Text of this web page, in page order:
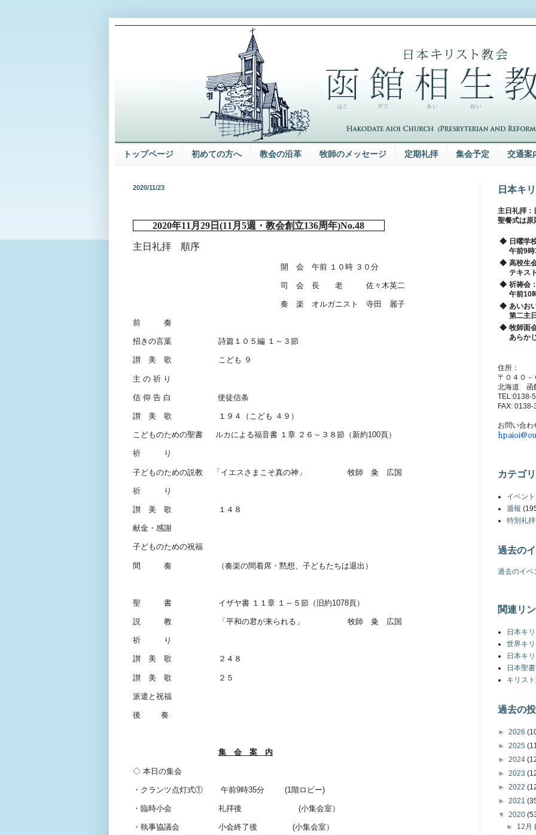
トップページ 初めての方へ 教会の沿革 牧師のメッセージ 定期礼拝 集会予定 交通案
2020/11/23
2020年11 月29 日(11 月5週・教会創立136周年)No.48
主日礼拝 順序
開 会 午前 １０時 ３０分
司 会 長 老 佐々木英二
奏 楽 オルガニスト 寺田 麗子
前 奏
招きの言葉 詩篇１０５編 １～３節
讃 美 歌 こども ９
主 の 祈 り
信 仰 告 白 使徒信条
讃 美 歌 １９４（こども ４９）
こどものための聖書 ルカによる福音書 １章 ２６～３８節（新約100頁）
祈 り
子どものための説教 「イエスさまこそ真の神」 牧師 粂 広国
祈 り
讃 美 歌 １４８
献金・感謝
子どものための祝福
間 奏 （奏楽の間着席・黙想、子どもたちは退出）
聖 書 イザヤ書 １１章 １～５節（旧約1078頁）
説 教 「平和の君が来られる」 牧師 粂 広国
祈 り
讃 美 歌 ２４８
讃 美 歌 ２５
派遣と祝福
後 奏
集 会 案 内
◇ 本日の集会
・クランツ点灯式① 午前9時35分 (1 階ロビー)
・臨時小会 礼拝後 (小集会室）
・執事協議会 小会終了後 (小集会室）
日本キ
主日礼拝：
聖餐式は原
◆ 日曜学
午前9
◆ 高校生
テキス
◆ 祈祷会
午前10
◆ あいお
第二主
◆ 牧師面
あらか
住所：
〒０４０－
北海道 函
TEL:0138-
FAX: 0138-
お問い合わ
カテゴ
イベント
週報
特別礼拝
過去の
過去のイベ
関連リ
日本キ
世界キ
日本キ
日本聖
キリス
過去の
► 2026
► 2025
► 2024
► 2023
► 2022
► 2021
▼ 2020
► 12月